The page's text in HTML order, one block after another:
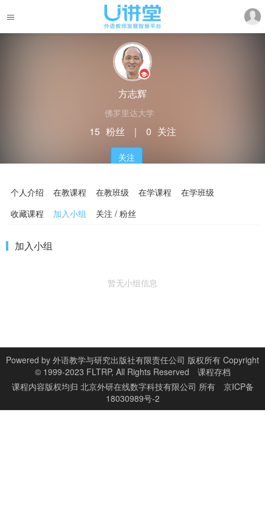
方志辉
佛罗里达大学
15 粉丝 ｜ 0 关注
关注
个人介绍 在教课程 在教班级 在学课程
在学班级
收藏课程
加入小组 关注 / 粉丝
加入小组
暂无小组信息
Powered by 外语教学与研究出版社有限责任公司 版权所有 Copyright
© 1999-2023 FLTRP, All Rights Reserved
课程存档
课程内容版权均归 北京外研在线数字科技有限公司 所有
京ICP备
18030989号-2